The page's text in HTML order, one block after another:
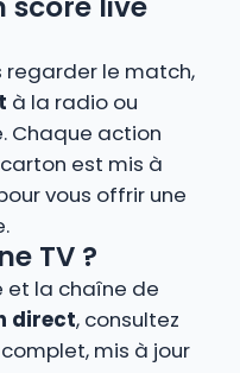
regarder le match,
à la radio ou
Chaque action
est mis à
vous offrir une
TV ?
et la chaîne de
direct, consultez
mis à jour